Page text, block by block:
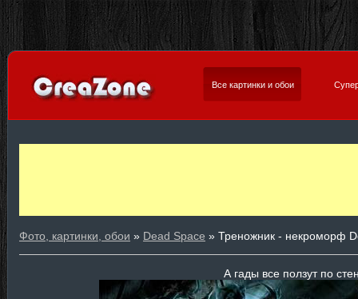
Все картинки и обои
Фото, картинки, обои » Dead Space » Треножник - некроморф
А гады все ползут по